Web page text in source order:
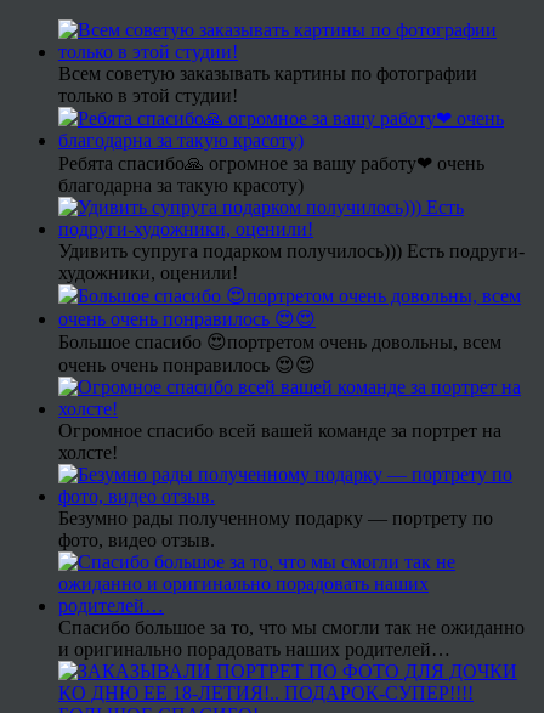
Всем советую заказывать картины по фотографии
только в этой студии!
Ребята спасибо🙏 огромное за вашу работу❤ очень
благодарна за такую красоту)
Удивить супруга подарком получилось))) Есть подруги-
художники, оценили!
Большое спасибо 😍портретом очень довольны, всем
очень очень понравилось 😍😍
Огромное спасибо всей вашей команде за портрет на
холсте!
Безумно рады полученному подарку — портрету по
фото, видео отзыв.
Спасибо большое за то, что мы смогли так не ожиданно
и оригинально порадовать наших родителей…